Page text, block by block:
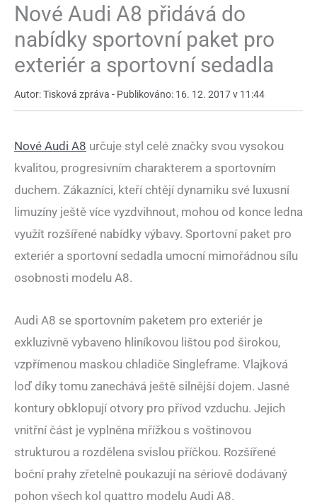
Nové Audi A8 přidává do
nabídky sportovní paket pro
exteriér a sportovní sedadla
Autor: Tisková zpráva - Publikováno: 16. 12. 2017 v 11:44
Nové Audi A8 určuje styl celé značky svou vysokou
kvalitou, progresivním charakterem a sportovním
duchem. Zákazníci, kteří chtějí dynamiku své luxusní
limuzíny ještě více vyzdvihnout, mohou od konce ledna
využít rozšířené nabídky výbavy. Sportovní paket pro
exteriér a sportovní sedadla umocní mimořádnou sílu
osobnosti modelu A8.
Audi A8 se sportovním paketem pro exteriér je
exkluzivně vybaveno hliníkovou lištou pod širokou,
vzpřímenou maskou chladiče Singleframe. Vlajková
loď díky tomu zanechává ještě silnější dojem. Jasné
kontury obklopují otvory pro přívod vzduchu. Jejich
vnitřní část je vyplněna mřížkou s voštinovou
strukturou a rozdělena svislou příčkou. Rozšířené
boční prahy zřetelně poukazují na sériově dodávaný
pohon všech kol quattro modelu Audi A8.